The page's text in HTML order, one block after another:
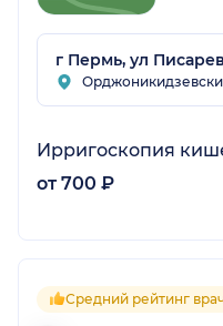
г Пермь, ул
Ирригоскопия
от 700 ₽
Средний рейтинг